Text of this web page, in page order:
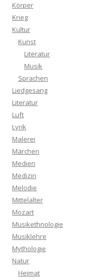
Körper
Krieg
Kultur
Kunst
Literatur
Musik
Sprachen
Liedgesang
Literatur
Luft
Lyrik
Malerei
Märchen
Medien
Medizin
Melodie
Mittelalter
Mozart
Musikethnologie
Musiklehre
Mythologie
Natur
Heimat